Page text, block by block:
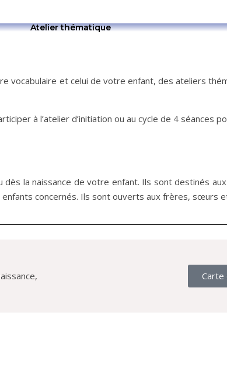
Atelier thématique
vocabulaire et celui de votre enfant, des ateliers
à l’atelier d’initiation ou au cycle de 4 séances
la naissance de votre enfant. Ils sont destinés aux
concernés. Ils sont ouverts aux frères, sœurs
Carte